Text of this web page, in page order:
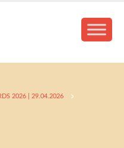
2026 | 29.04.2026